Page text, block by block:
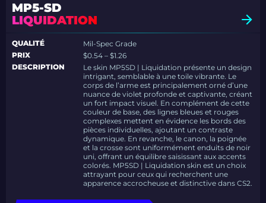
MP5-SD
LIQUIDATION
QUALITÉ
Mil-Spec Grade
PRIX
$0.54 – $1.26
DESCRIPTION
Le skin MP5SD | Liquidation présente un design
intrigant, semblable à une toile vibrante. Le
corps de l’arme est principalement orné d’une
nuance de violet profonde et captivante, créant
un fort impact visuel. En complément de cette
couleur de base, des lignes bleues et rouges
complexes mettent en évidence les bords des
pièces individuelles, ajoutant un contraste
dynamique. En revanche, le canon, la poignée
et la crosse sont uniformément enduits de noir
uni, offrant un équilibre saisissant aux accents
colorés. MP5SD | Liquidation skin est un choix
attrayant pour ceux qui recherchent une
apparence accrocheuse et distinctive dans CS2.